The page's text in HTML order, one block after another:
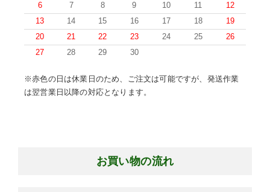
6
7 8 9 10 11
12
13
14 15 16 17 18
19
20
21 22 23 24 25
26
27
28 29 30
※赤色の日は休業日のため、ご注文は可能ですが、発送作業
は翌営業日以降の対応となります。
お買い物の流れ